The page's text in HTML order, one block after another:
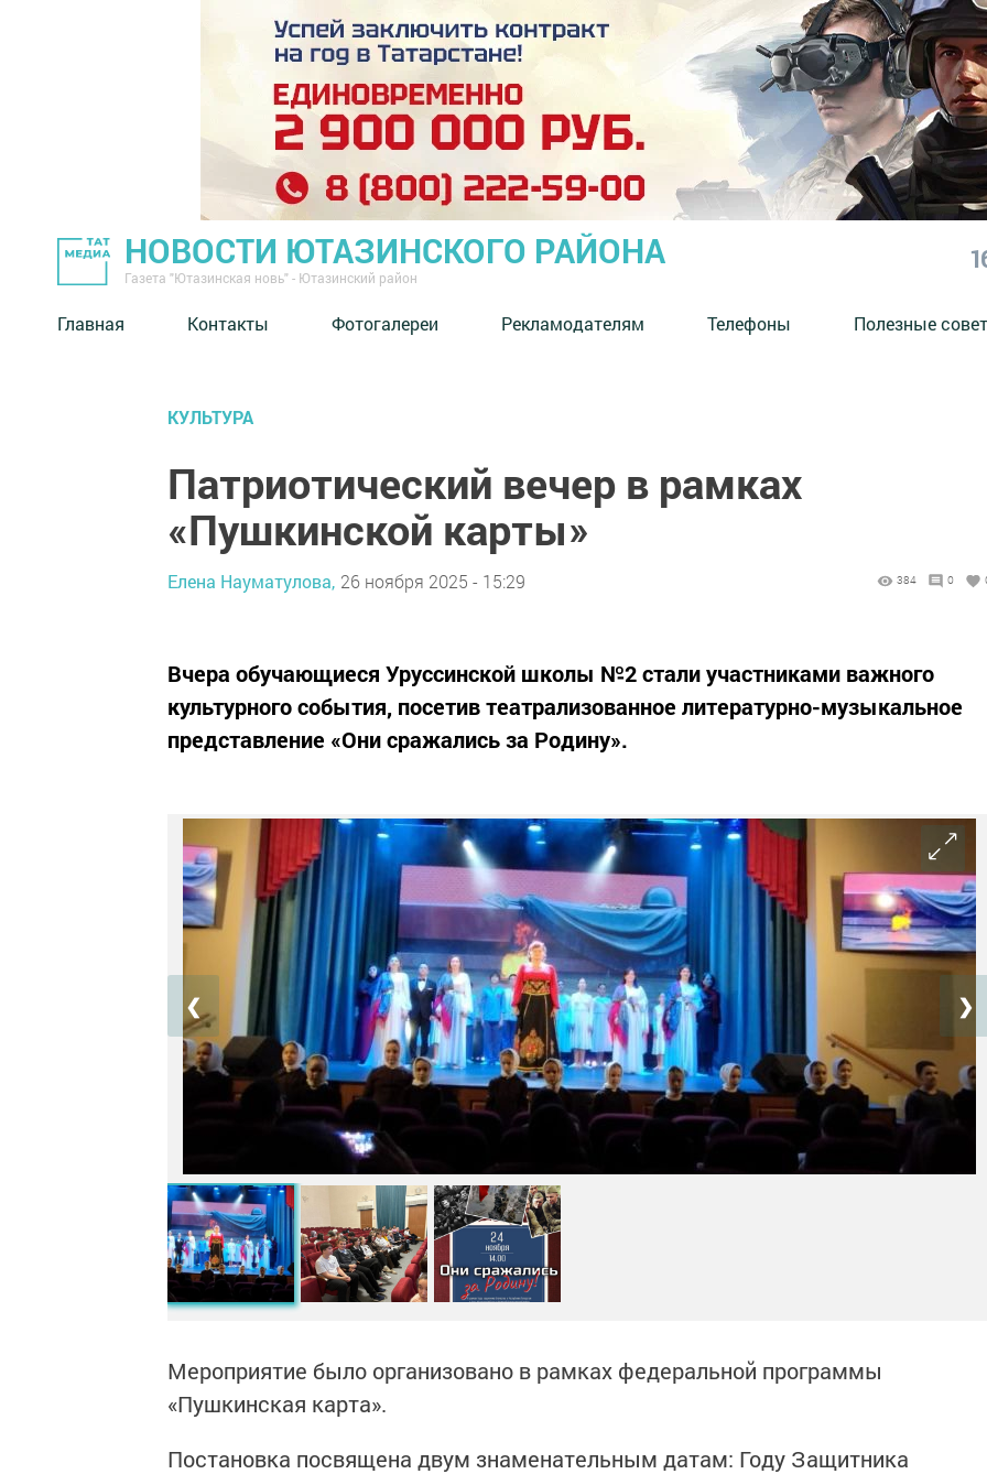
НОВОСТИ ЮТАЗИНСКОГО РАЙОНА
Газета "Ютазинская новь" - Ютазинский район
Главная Контакты Фотогалереи Рекламодателям Телефоны Полезные
КУЛЬТУРА
Патриотический вечер в рамках
«Пушкинской карты»
Елена Науматулова, 26 ноября 2025 - 15:29 384 0
Вчера обучающиеся Уруссинской школы №2 стали участниками важного
культурного события, посетив театрализованное литературно-музыкальное
представление «Они сражались за Родину».
❮ ❯
Мероприятие было организовано в рамках федеральной программы
«Пушкинская карта».
Постановка посвящена двум знаменательным датам: Году Защитника